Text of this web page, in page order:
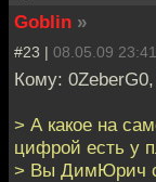
Goblin »
#23 | 08.05.09 23:41
Кому: 0ZeberG0,
> А какое на
цифрой есть у
> Вы ДимЮрич